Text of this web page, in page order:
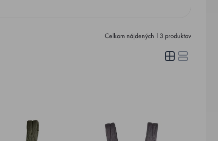
Celkom nájdených 13 produktov